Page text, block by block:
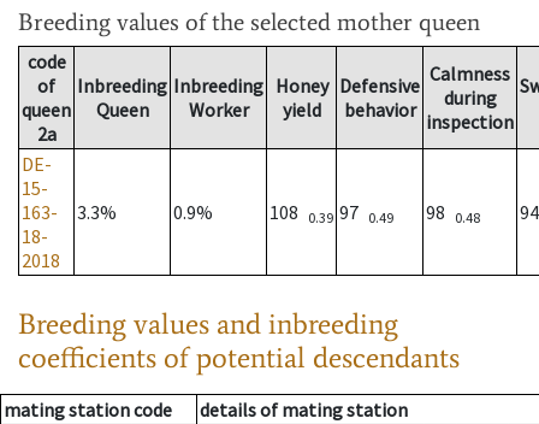
Breeding values of the selected mother queen
code
of
queen
2a
Inbreeding
Queen
Inbreeding
Worker
Honey
yield
Defensive
behavior
Calmness
during
inspection
DE-
15-
163-
18-
2018
3.3% 0.9% 108 0.39 97 0.49 98 0.48
Breeding values and inbreeding
coefficients of potential descendants
mating station code details of mating station